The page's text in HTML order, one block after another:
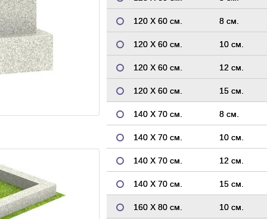
120 Х 60 см. 8 см.
120 Х 60 см. 10 см.
120 Х 60 см. 12 см.
120 Х 60 см. 15 см.
140 Х 70 см. 8 см.
140 Х 70 см. 10 см.
140 Х 70 см. 12 см.
140 Х 70 см. 15 см.
160 Х 80 см. 10 см.